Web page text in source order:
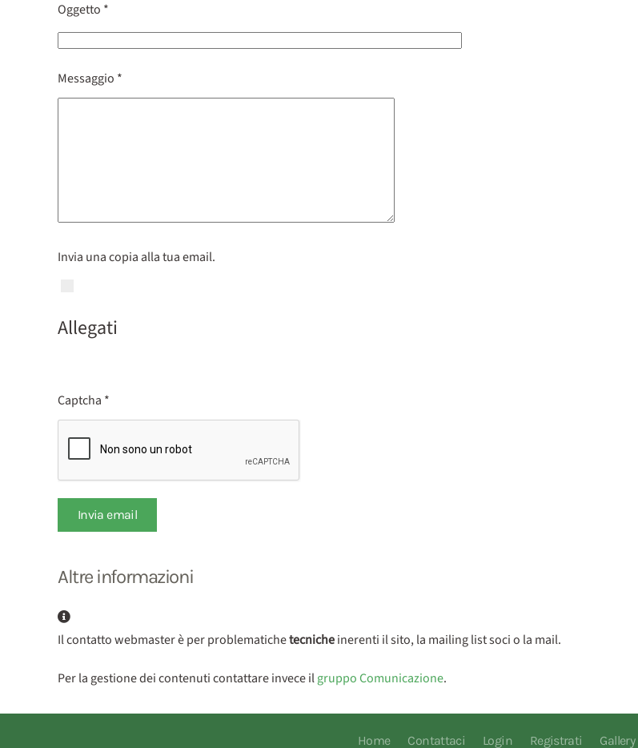
Oggetto *
Messaggio *
Invia una copia alla tua email.
Allegati
Captcha *
Invia email
Altre informazioni
Altre informazioni
Il contatto webmaster è per problematichetecnicheinerenti il sito, la mailing list soci o la mail.
Per la gestione dei contenuti contattare invece ilgruppo Comunicazione.
Home Contattaci Login Registrati Gallery